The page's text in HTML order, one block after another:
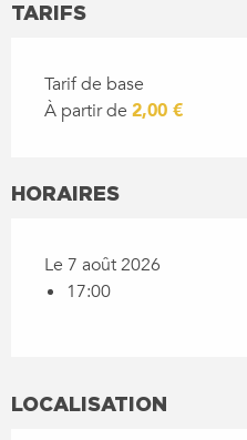
TARIFS
Tarif de base
À partir de 2,00 €
HORAIRES
Le 7 août 2026
17:00
LOCALISATION